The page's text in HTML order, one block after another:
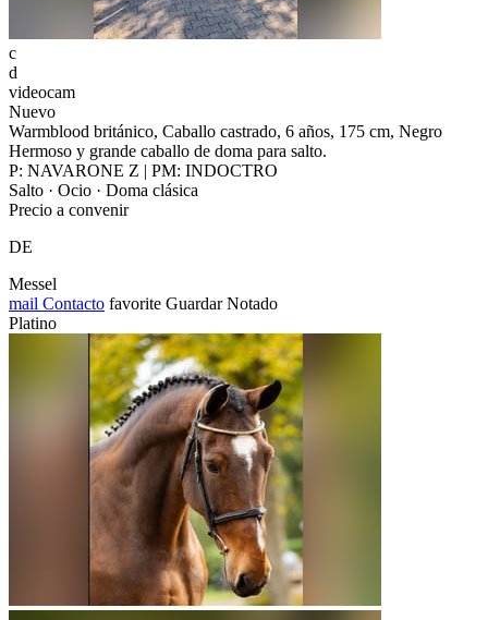
c
d
videocam
Nuevo
Warmblood británico, Caballo castrado, 6 años, 175 cm, Negro
Hermoso y grande caballo de doma para salto.
P: NAVARONE Z | PM: INDOCTRO
Salto · Ocio · Doma clásica
Precio a convenir
DE
Messel
mail Contacto favorite Guardar Notado
Platino